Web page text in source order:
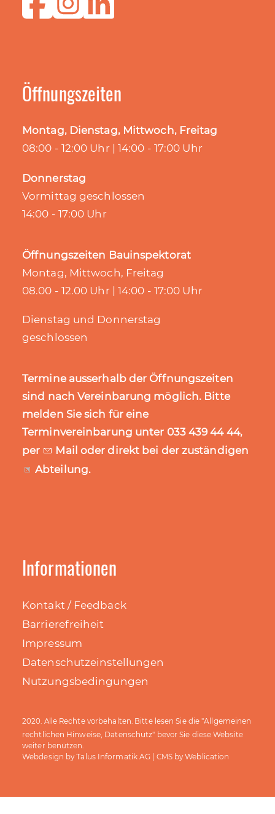
Öffnungszeiten
Montag, Dienstag, Mittwoch, Freitag
08:00 - 12:00 Uhr | 14:00 - 17:00 Uhr
Donnerstag
Vormittag geschlossen
14:00 - 17:00 Uhr
Öffnungszeiten Bauinspektorat
Montag, Mittwoch, Freitag
08.00 - 12.00 Uhr | 14:00 - 17:00 Uhr
Dienstag und Donnerstag
geschlossen
Termine ausserhalb der Öffnungszeiten
sind nach Vereinbarung möglich. Bitte
melden Sie sich für eine
Terminvereinbarung unter 033 439 44 44,
per
Mail oder direkt bei der zuständigen
Abteilung.
Informationen
Kontakt / Feedback
Barrierefreiheit
Impressum
Datenschutzeinstellungen
Nutzungsbedingungen
2020. Alle Rechte vorbehalten. Bitte lesen Sie die "Allgemeinen
rechtlichen Hinweise, Datenschutz" bevor Sie diese Website
weiter benützen.
Webdesign byTalus Informatik AG | CMS byWeblication